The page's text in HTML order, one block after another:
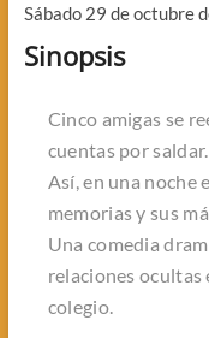
Sábado 29 de octubre
Sinopsis
Cinco amigas se
cuentas por saldar.
Así, en una noche
memorias y sus
Una comedia
relaciones ocultas
colegio.